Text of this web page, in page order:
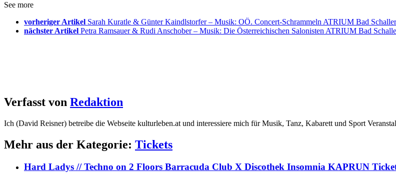
See more
vorheriger Artikel Sarah Kuratle & Günter Kaindlstorfer – Musik: OÖ. Concert-Schrammeln ATRIUM Bad
nächster Artikel Petra Ramsauer & Rudi Anschober – Musik: Die Österreichischen Salonisten ATRIUM Bad
Verfasst von Redaktion
Ich (David Reisner) betreibe die Webseite kulturleben.at und interessiere mich für Musik, Tanz, Kabarett und Sport
Mehr aus der Kategorie: Tickets
Hard Ladys // Techno on 2 Floors Barracuda Club X Discothek Insomnia KAPRUN